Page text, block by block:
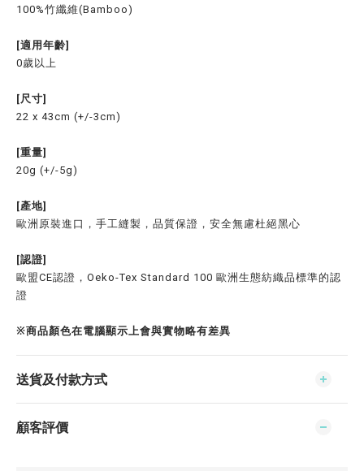
100%竹纖維(Bamboo)
[適用年齡]
0歲以上
[尺寸]
22 x 43cm (+/-3cm)
[重量]
20g (+/-5g)
[產地]
歐洲原裝進口，手工縫製，品質保證，安全無慮杜絕黑心
[認證]
歐盟CE認證，Oeko-Tex Standard 100 歐洲生態紡織品標準的認
證
※商品顏色在電腦顯示上會與實物略有差異
送貨及付款方式
顧客評價